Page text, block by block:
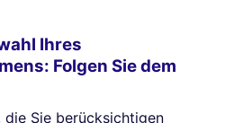
Ihres
Folgen Sie dem
die Sie berücksichtigen